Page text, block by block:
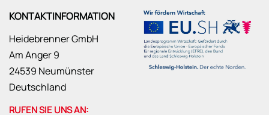
KONTAKTINFORMATION
Heidebrenner GmbH
Am Anger 9
24539 Neumünster
Deutschland
RUFEN SIE UNS AN: